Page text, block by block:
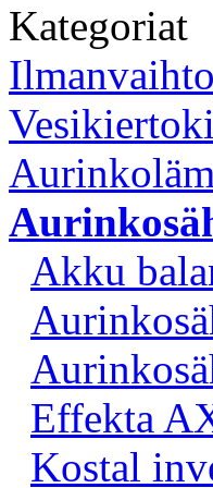
Kategoriat
Ilmanvaihto
Akku
Effekta
Kostal